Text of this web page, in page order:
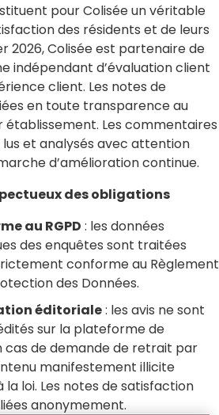
pour Colisée un véritable
des résidents et de leurs
2026, Colisée est partenaire de
indépendant d’évaluation client
client. Les notes de
en toute transparence au
établissement. Les commentaires
lus et analysés avec attention
d’amélioration continue.
des obligations
au RGPD : les données
des enquêtes sont traitées
conforme au Règlement
des Données.
éditoriale: les avis ne sont
sur la plateforme de
cas de demande de retrait par
manifestement illicite
loi. Les notes de satisfaction
anonymement.